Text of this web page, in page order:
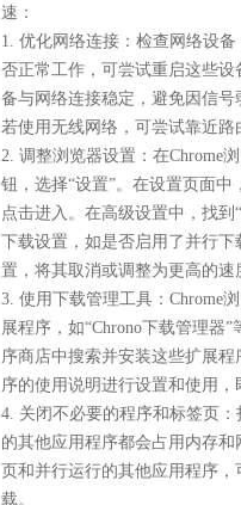
速：
1. 优化网络连接：检查网络设
否正常工作，可尝试重启这些
备与网络连接稳定，避免因信号
若使用无线网络，可尝试靠近路
2. 调整浏览器设置：在Chrome
钮，选择“设置”。在设置页面中
点击进入。在高级设置中，找
下载设置，如是否启用了并行
置，将其取消或调整为更高的速
3. 使用下载管理工具：Chrome
展程序，如“Chrono下载管理器
序商店中搜索并安装这些扩展
序的使用说明进行设置和使用，
4. 关闭不必要的程序和标签页
的其他应用程序都会占用内存
页和并行运行的其他应用程序
载。